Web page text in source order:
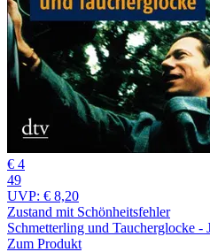
€ 4
49
UVP: € 8,20
Zustand mit Schönheitsfehler
Schmetterling und Taucherglocke -
Zum Produkt